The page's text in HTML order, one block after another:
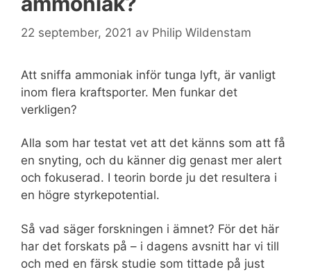
22 september, 2021 av Philip Wildenstam
Att sniffa ammoniak inför tunga lyft, är vanligt
inom flera kraftsporter. Men funkar det
verkligen?
Alla som har testat vet att det känns som att få
en snyting, och du känner dig genast mer alert
och fokuserad. I teorin borde ju det resultera i
en högre styrkepotential.
Så vad säger forskningen i ämnet? För det här
har det forskats på – i dagens avsnitt har vi till
och med en färsk studie som tittade på just